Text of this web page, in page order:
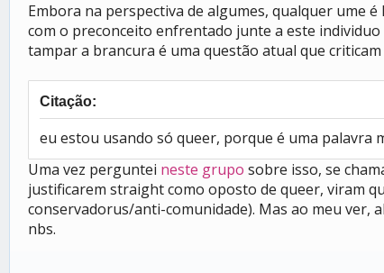
Embora na perspectiva de algumes, qualquer ume
com o preconceito enfrentado junte a este
tampar a brancura é uma questão atual que
Citação:
eu estou usando só queer, porque é uma palavra
Uma vez perguntei neste grupo sobre isso, se
justificarem straight como oposto de queer, viram
conservadorus/anti-comunidade). Mas ao meu ver,
nbs.